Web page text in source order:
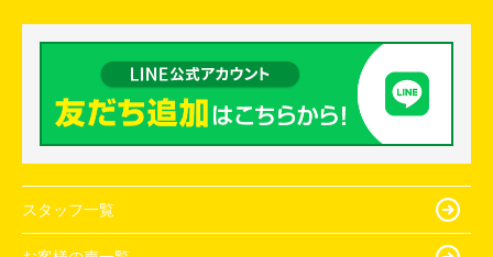
スタッフ一覧